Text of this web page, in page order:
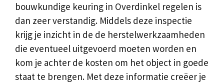
bouwkundige keuring in Overdinkel regelen is
dan zeer verstandig. Middels deze inspectie
krijg je inzicht in de de herstelwerkzaamheden
die eventueel uitgevoerd moeten worden en
kom je achter de kosten om het object in goede
staat te brengen. Met deze informatie creëer je